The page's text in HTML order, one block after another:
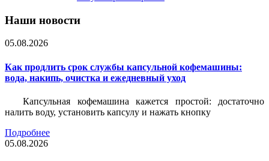
Наши новости
05.08.2026
Как продлить срок службы капсульной кофемашины:
вода, накипь, очистка и ежедневный уход
Капсульная кофемашина кажется простой: достаточно
налить воду, установить капсулу и нажать кнопку
Подробнее
05.08.2026